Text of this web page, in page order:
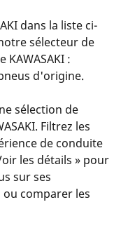
dans la liste ci-
sélecteur de
KAWASAKI :
d'origine.
sélection de
Filtrez les
de conduite
les détails » pour
sur ses
comparer les